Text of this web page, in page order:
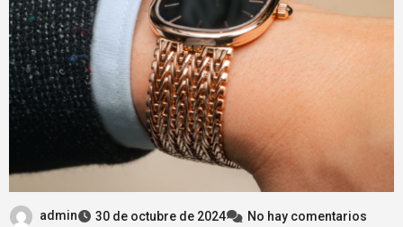
admin 30 de octubre de 2024 No hay comentarios